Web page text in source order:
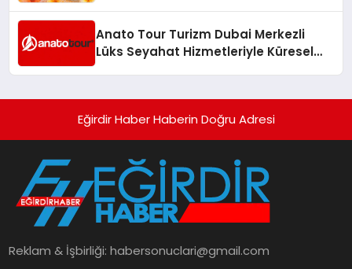
Anato Tour Turizm Dubai Merkezli
Lüks Seyahat Hizmetleriyle Küresel
Eğirdir Haber Haberin Doğru Adresi
Reklam & İşbirliği:habersonuclari@gmail.com